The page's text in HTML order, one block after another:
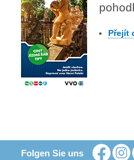
Přejít
Folgen Sie uns